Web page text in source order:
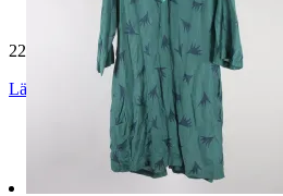
229 554 omdömen
Läs omdömen Följ